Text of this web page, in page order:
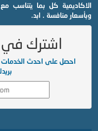
الاكاديمية كل بما يتناسب
وبأسعار منافسة . ابد.
اشترك في
احصل على احدث الخدمات